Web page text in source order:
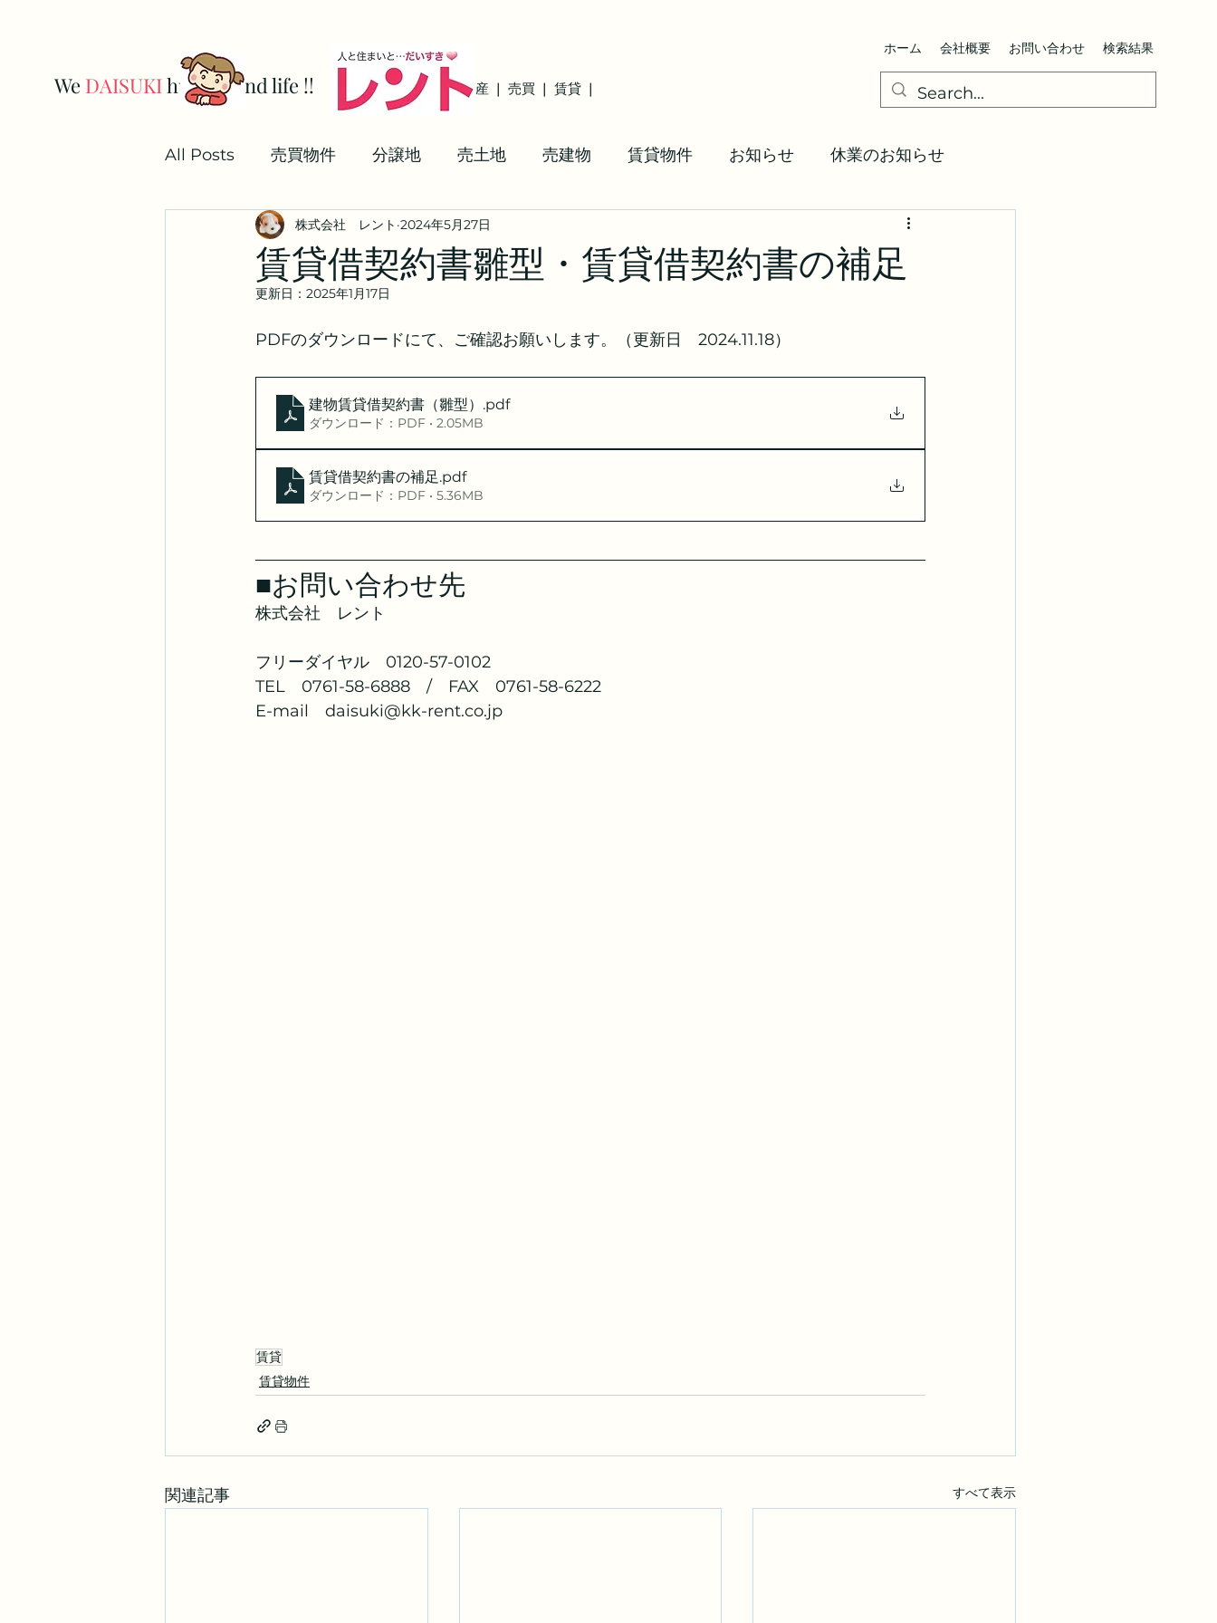
We DAISUKIhuman and life !! 株式会社レント ❘ 不動産 ❘ 売買 ❘ 賃貸 ❘
ホーム 会社概要 お問い合わせ 検索結果
All Posts 売買物件 分譲地 売土地 売建物 賃貸物件 お知らせ 休業のお知らせ
解約手続き 業務用駐車場 トランクルーム＆駐車場＆貸土地
更新手続き
賃貸借契約書雛型・賃貸借契約書の補足
株式会社 レント 2024年5月27日
更新日： 2025年1月17日
PDFのダウンロードにて、ご確認お願いします。（更新日　2024.11.18）
建物賃貸借契約書（雛型） .pdf
ダウンロード：PDF • 2.05MB
賃貸借契約書の補足.pdf
ダウンロード：PDF • 5.36MB
■お問い合わせ先
株式会社　レント
フリーダイヤル　0120-57-0102
TEL　0761-58-6888　/　FAX　0761-58-6222
E-mail　daisuki@kk-rent.co.jp
賃貸
賃貸物件
関連記事 すべて表示